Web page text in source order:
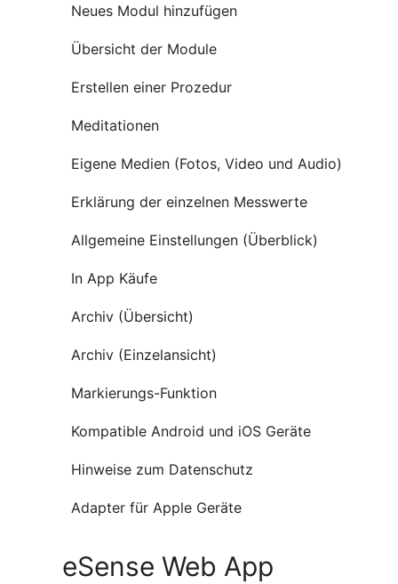
Neues Modul hinzufügen
Übersicht der Module
Erstellen einer Prozedur
Meditationen
Eigene Medien (Fotos, Video und Audio)
Erklärung der einzelnen Messwerte
Allgemeine Einstellungen (Überblick)
In App Käufe
Archiv (Übersicht)
Archiv (Einzelansicht)
Markierungs-Funktion
Kompatible Android und iOS Geräte
Hinweise zum Datenschutz
Adapter für Apple Geräte
eSense Web App